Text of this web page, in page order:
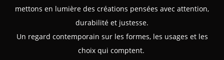
mettons en lumière des créations pensées avec attention,
durabilité et justesse.
Un regard contemporain sur les formes, les usages et les
choix qui comptent.